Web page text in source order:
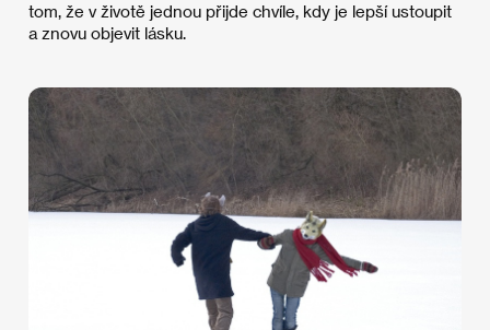
tom, že v životě jednou přijde chvíle, kdy je lepší ustoupit
a znovu objevit lásku.